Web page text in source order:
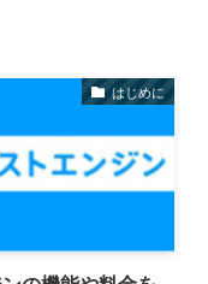
はじめに